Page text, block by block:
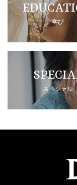
学び
スペシャル